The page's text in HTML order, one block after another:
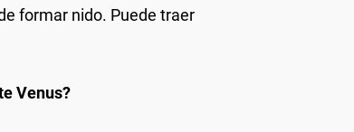
formar nido. Puede traer
Venus?